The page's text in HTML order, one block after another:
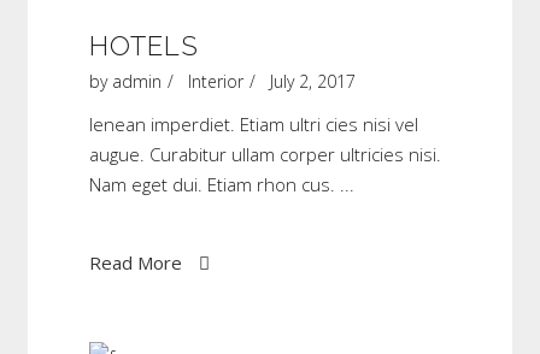
HOTELS
by admin Interior July 2, 2017
Ienean imperdiet. Etiam ultri cies nisi vel
augue. Curabitur ullam corper ultricies nisi.
Nam eget dui. Etiam rhon cus.
Read More